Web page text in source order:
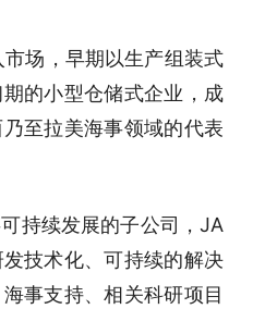
场，早期以生产组装式
的小型仓储式企业，成
至拉美海事领域的代表
持续发展的子公司，JA
技术化、可持续的解决
事支持、相关科研项目